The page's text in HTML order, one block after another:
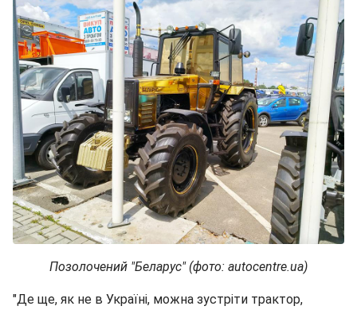
Позолочений "Беларус" (фото: autocentre.ua)
"Де ще, як не в Україні, можна зустріти трактор,